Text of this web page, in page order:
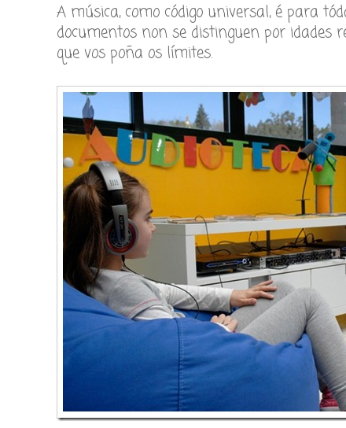
A música, como código universal, é para
documentos non se distinguen por idades
que vos poña os límites.